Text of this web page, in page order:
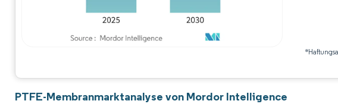
Bild © Mordor Intelligence. Wiederverwendung erfordert Namensnennung gemäß CC
PTFE-Membranmarktanalyse von Mordor Intelligence